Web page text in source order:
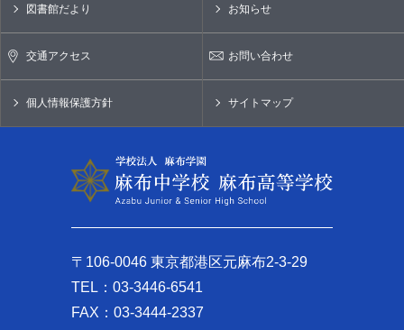
図書館だより お知らせ
交通アクセス お問い合わせ
個人情報保護方針 サイトマップ
〒106-0046 東京都港区元麻布2-3-29
TEL：03-3446-6541
FAX：03-3444-2337